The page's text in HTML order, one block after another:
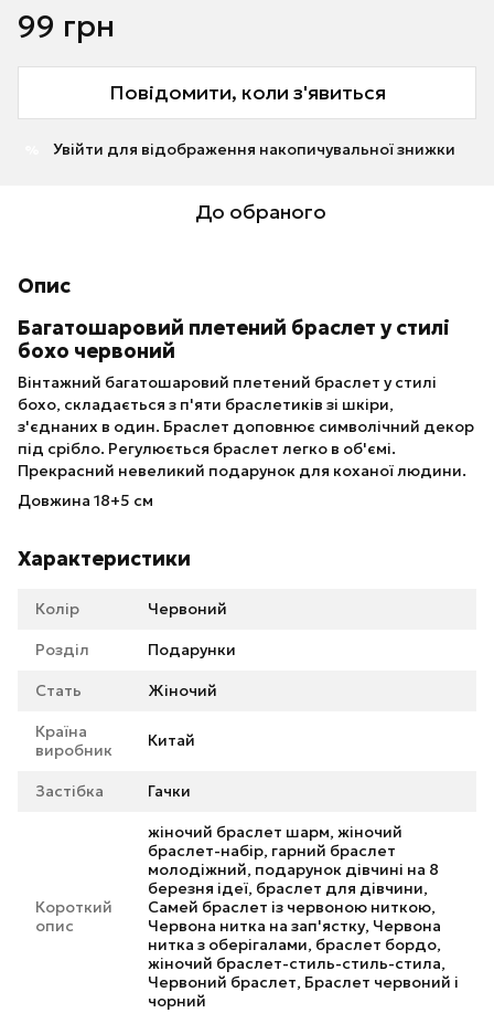
99 грн
Повідомити, коли з'явиться
Увійти для відображення накопичувальної знижки
До обраного
Опис
Багатошаровий плетений браслет у стилі
бохо червоний
Вінтажний багатошаровий плетений браслет у стилі
бохо, складається з п'яти браслетиків зі шкіри,
з'єднаних в один. Браслет доповнює символічний декор
під срібло. Регулюється браслет легко в об'ємі.
Прекрасний невеликий подарунок для коханої людини.
Довжина 18+5 см
Характеристики
Колір Червоний
Розділ Подарунки
Стать Жіночий
Країна
виробник
Китай
Застібка Гачки
Короткий
опис
жіночий браслет шарм, жіночий
браслет-набір, гарний браслет
молодіжний, подарунок дівчині на 8
березня ідеї, браслет для дівчини,
Самей браслет із червоною ниткою,
Червона нитка на зап'ястку, Червона
нитка з оберігалами, браслет бордо,
жіночий браслет-стиль-стиль-стила,
Червоний браслет, Браслет червоний і
чорний